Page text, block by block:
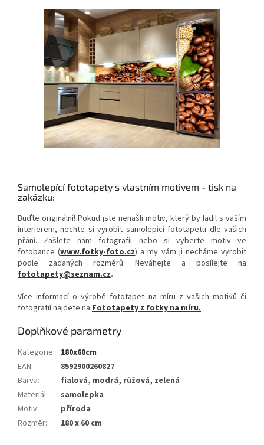
Samolepící fototapety s vlastním motivem - tisk na
zakázku:
Buďte originální! Pokud jste nenašli motiv, který by ladil s vaším
interierem, nechte si vyrobit samolepicí fototapetu dle vašich
přání. Zašlete nám fotografii nebo si vyberte motiv ve
fotobance (www.fotky-foto.cz) a my vám ji necháme vyrobit
podle zadaných rozměrů. Neváhejte a posílejte na
fototapety@seznam.cz.
Více informací o výrobě fototapet na míru z vašich motivů či
fotografií najdete na Fototapety z fotky na míru.
Doplňkové parametry
Kategorie: 180x60cm
EAN:
8592900260827
Barva:
fialová, modrá, růžová, zelená
Materiál:
samolepka
Motiv:
příroda
Rozměr: 180 x 60 cm